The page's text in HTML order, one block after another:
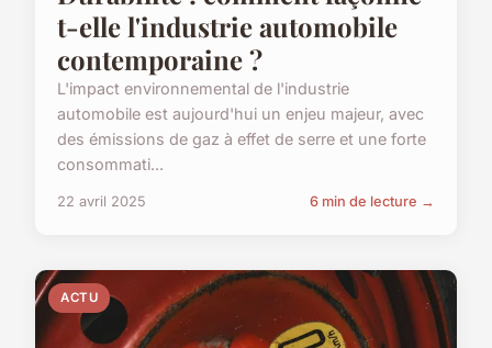
t-elle l'industrie automobile
contemporaine ?
L'impact environnemental de l'industrie
automobile est aujourd'hui un enjeu majeur, avec
des émissions de gaz à effet de serre et une forte
consommati...
22 avril 2025 6 min de lecture →
ACTU